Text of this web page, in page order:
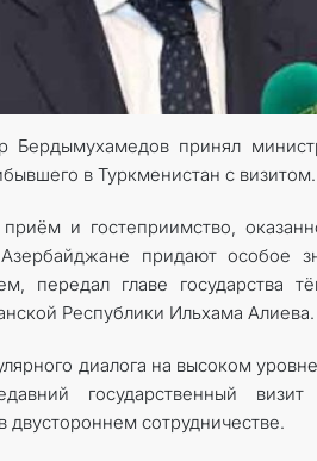
принял
в Туркменистан с визитом.
и гостеприимство,
придают особое
передал главе государства
Республики Ильхама Алиева.
диалога на высоком
государственный
сотрудничестве.